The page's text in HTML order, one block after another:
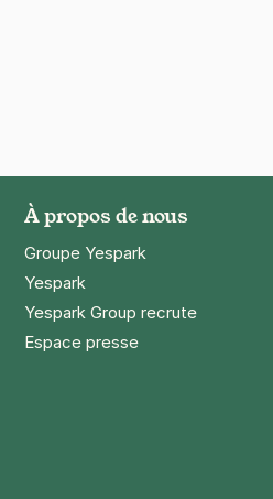
À propos de nous
Groupe Yespark
Yespark
Yespark Group recrute
Espace presse